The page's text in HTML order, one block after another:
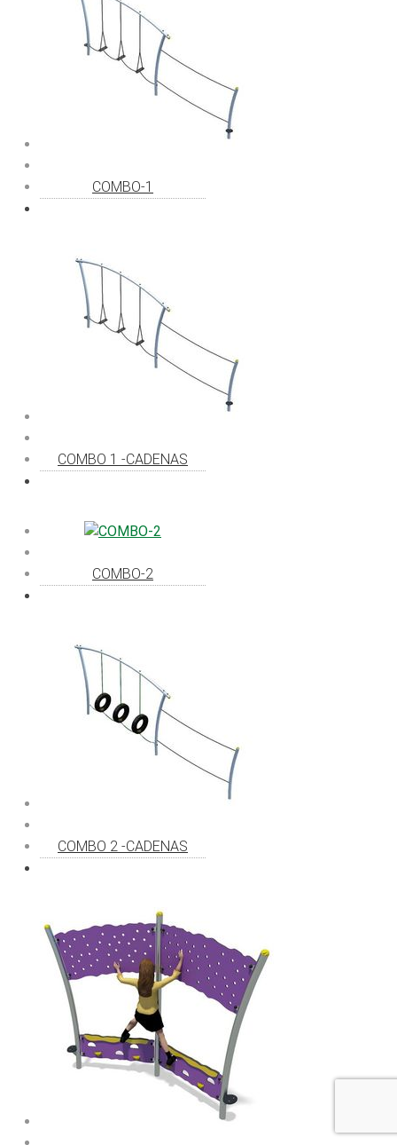
COMBO-1
COMBO 1 -CADENAS
COMBO-2
COMBO 2 -CADENAS